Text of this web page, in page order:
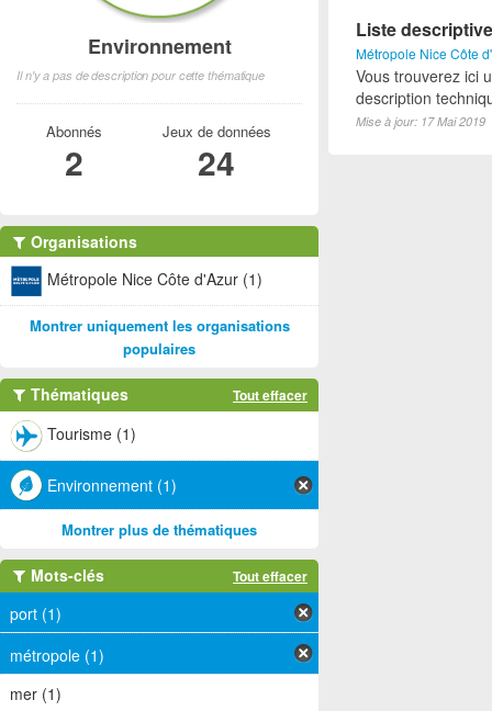
Liste
Métropole Nice Côte
Vous trouverez ici
description
Mise à jour: 17 Mai 2019
Environnement
Il n'y a pas de description pour cette thématique
Abonnés
2
Jeux de données
24
Organisations
Métropole Nice Côte d'Azur (1)
Montrer uniquement les organisations
populaires
Thématiques Tout effacer
Tourisme (1)
Environnement (1)
Montrer plus de thématiques
Mots-clés Tout effacer
port (1)
métropole (1)
mer (1)